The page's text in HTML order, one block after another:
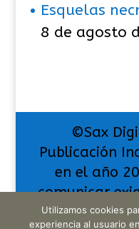
Esquelas
8 de agosto
©Sax
Publicación
en el año
comunicar
pero
Utilizamos cookies
experiencia al usuario